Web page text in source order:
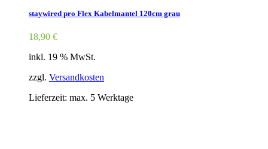
staywired pro Flex Kabelmantel 120cm grau
18,90 €
inkl. 19 % MwSt.
zzgl. Versandkosten
Lieferzeit: max. 5 Werktage